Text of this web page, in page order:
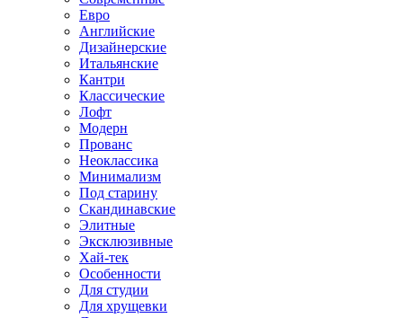
Евро
Английские
Дизайнерские
Итальянские
Кантри
Классические
Лофт
Модерн
Прованс
Неоклассика
Минимализм
Под старину
Скандинавские
Элитные
Эксклюзивные
Хай-тек
Особенности
Для студии
Для хрущевки